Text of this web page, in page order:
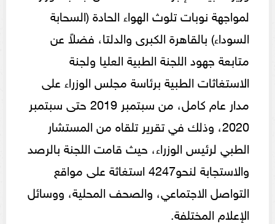
لمواجهة نوبات تلوث الهواء الحادة (السحابة
السوداء) بالقاهرة الكبرى والدلتا، فضلاً عن
متابعة جهود اللجنة الطبية العليا ولجنة
الاستغاثات الطبية برئاسة مجلس الوزراء على
مدار عام كامل، من سبتمبر 2019 حتى سبتمبر
2020، وذلك في تقرير تلقاه من المستشار
الطبي لرئيس الوزراء، حيث قامت اللجنة بالرصد
والاستجابة لنحو4247 استغاثة على مواقع
التواصل الاجتماعي، والصحف المحلية، ووسائل
الإعلام المختلفة.